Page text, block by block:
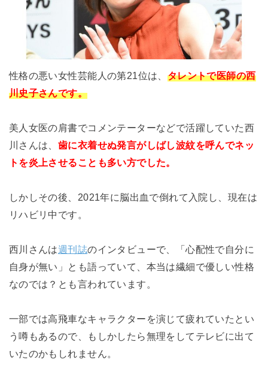
性格の悪い女性芸能人の第21位は、 タレントで医師の西
川史子さんです。
美人女医の肩書でコメンテーターなどで活躍していた西
川さんは、 歯に衣着せぬ発言がしばし波紋を呼んでネッ
トを炎上させることも多い方でした。
しかしその後、2021年に脳出血で倒れて入院し、現在は
リハビリ中です。
西川さんは週刊誌のインタビューで、「心配性で自分に
自身が無い」とも語っていて、本当は繊細で優しい性格
なのでは？とも言われています。
一部では高飛車なキャラクターを演じて疲れていたとい
う噂もあるので、もしかしたら無理をしてテレビに出て
いたのかもしれません。